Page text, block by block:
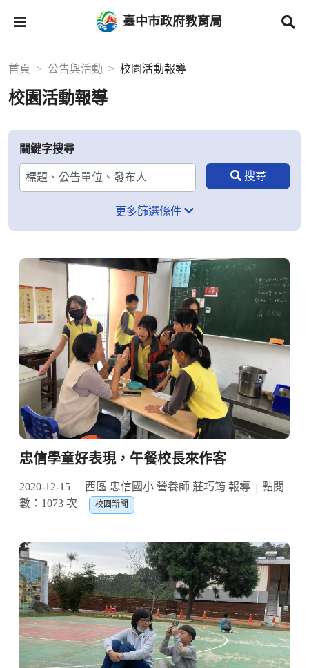
臺中市政府教育局
首頁 公告與活動 校園活動報導
校園活動報導
關鍵字搜尋
更多篩選條件
忠信學童好表現，午餐校長來作客
2020-12-15 西區 忠信國小 營養師 莊巧筠 報導
點閱
數：1073 次
校園新聞